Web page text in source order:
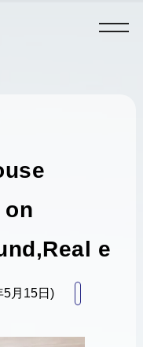
e
5月15日)